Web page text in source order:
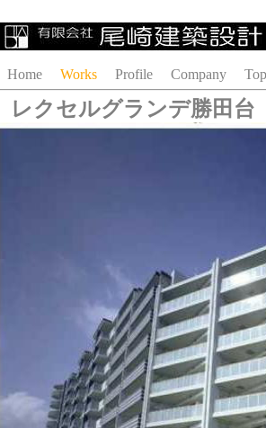
Home Works Profile Company
レクセルグランデ勝田台